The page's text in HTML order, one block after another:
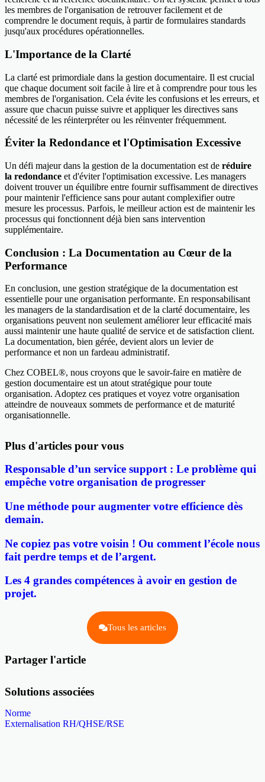
les membres de l'organisation de retrouver facilement et de
comprendre le document requis, à partir de formulaires standards
jusqu'aux procédures opérationnelles.
L'Importance de la Clarté
La clarté est primordiale dans la gestion documentaire. Il est crucial
que chaque document soit facile à lire et à comprendre pour tous les
membres de l'organisation. Cela évite les confusions et les erreurs, et
assure que chacun puisse suivre et appliquer les directives sans
nécessité de les réinterpréter ou les réinventer fréquemment.
Éviter la Redondance et l'Optimisation Excessive
Un défi majeur dans la gestion de la documentation est de réduire
la redondance et d'éviter l'optimisation excessive. Les managers
doivent trouver un équilibre entre fournir suffisamment de directives
pour maintenir l'efficience sans pour autant complexifier outre
mesure les processus. Parfois, le meilleur action est de maintenir les
processus qui fonctionnent déjà bien sans intervention
supplémentaire.
Conclusion : La Documentation au Cœur de la
Performance
En conclusion, une gestion stratégique de la documentation est
essentielle pour une organisation performante. En responsabilisant
les managers de la standardisation et de la clarté documentaire, les
organisations peuvent non seulement améliorer leur efficacité mais
aussi maintenir une haute qualité de service et de satisfaction client.
La documentation, bien gérée, devient alors un levier de
performance et non un fardeau administratif.
Chez COBEL®, nous croyons que le savoir-faire en matière de
gestion documentaire est un atout stratégique pour toute
organisation. Adoptez ces pratiques et voyez votre organisation
atteindre de nouveaux sommets de performance et de maturité
organisationnelle.
Plus d'articles pour vous
Responsable d’un service support : Le problème qui
empêche votre organisation de progresser
Une méthode pour augmenter votre efficience dès
demain.
Ne copiez pas votre voisin ! Ou comment l’école nous
fait perdre temps et de l’argent.
Les 4 grandes compétences à avoir en gestion de
projet.
Tous les articles
Partager l'article
Solutions associées
Norme
Externalisation RH/QHSE/RSE